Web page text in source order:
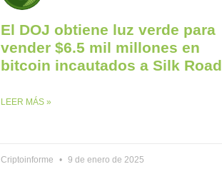
El DOJ obtiene luz verde para
vender $6.5 mil millones en
bitcoin incautados a Silk Road
LEER MÁS »
Criptoinforme 9 de enero de 2025